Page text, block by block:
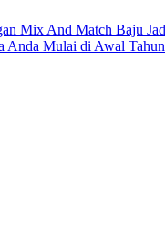
Mix And Match Baju
Anda Mulai di Awal Tahun